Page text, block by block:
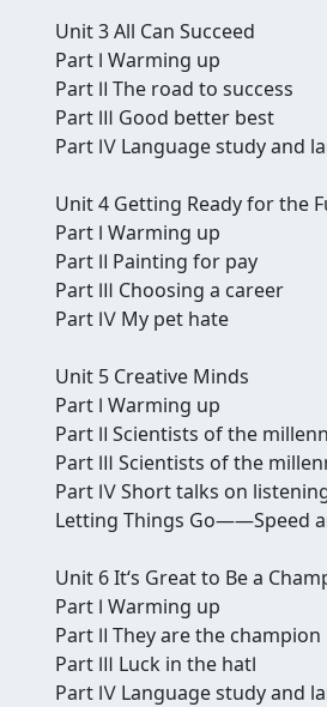
Unit 3 All Can Succeed
Part Ⅰ Warming up
Part Ⅱ The road to success
Part Ⅲ Good better best
Part Ⅳ Language study and
Unit 4 Getting Ready for the
Part Ⅰ Warming up
Part Ⅱ Painting for pay
Part Ⅲ Choosing a career
Part Ⅳ My pet hate
Unit 5 Creative Minds
Part Ⅰ Warming up
Part Ⅱ Scientists of the
Part Ⅲ Scientists of the
Part Ⅳ Short talks on
Letting Things Go——Speed
Unit 6 It‘s Great to Be a
Part Ⅰ Warming up
Part Ⅱ They are the champion
Part Ⅲ Luck in the hatⅠ
Part Ⅳ Language study and